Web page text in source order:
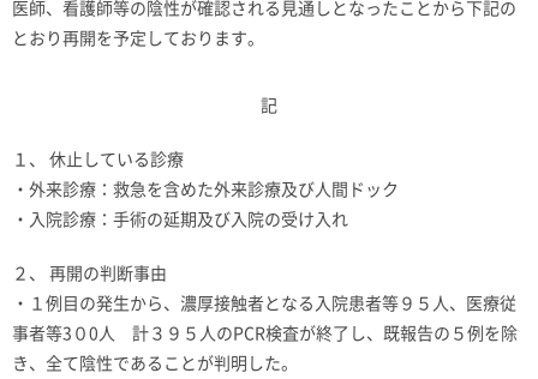
医師、看護師等の陰性が確認される見通しとなったことから下記の
とおり再開を予定しております。
記
１、 休止している診療
・外来診療：救急を含めた外来診療及び人間ドック
・入院診療：手術の延期及び入院の受け入れ
２、 再開の判断事由
・１例目の発生から、濃厚接触者となる入院患者等９５人、医療従
事者等3０0人 計３９５人のPCR検査が終了し、既報告の５例を除
き、全て陰性であることが判明した。